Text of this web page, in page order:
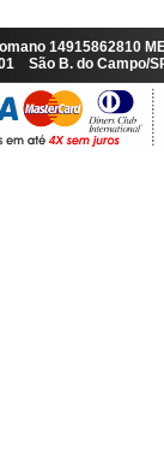
01 São B. do